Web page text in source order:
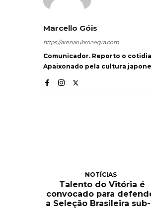
Marcello Góis
https://arenarubronegra.com
Comunicador. Reporto o
Apaixonado pela cultura
NOTÍCIAS
Talento do Vitória é
convocado para
a Seleção Brasileira sub-